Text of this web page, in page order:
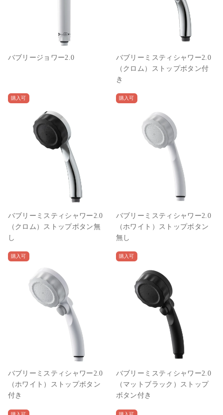
バブリージョワー2.0
バブリーミスティシャワー2.0
（クロム）ストップボタン付
き
購入可
バブリーミスティシャワー2.0
（クロム）ストップボタン無
し
購入可
バブリーミスティシャワー2.0
（ホワイト）ストップボタン
無し
購入可
バブリーミスティシャワー2.0
（ホワイト）ストップボタン
付き
購入可
バブリーミスティシャワー2.0
（マットブラック）ストップ
ボタン付き